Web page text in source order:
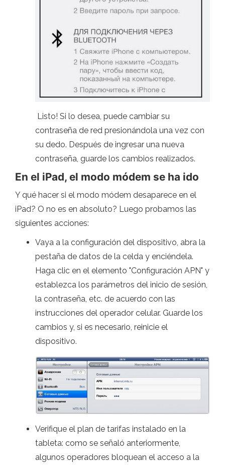
Listo! Si lo desea, puede cambiar su
contraseña de red presionándola una vez con
su dedo. Después de ingresar una nueva
contraseña, guarde los cambios realizados.
En el iPad, el modo módem se ha ido
Y qué hacer si el modo módem desaparece en el
iPad? O no es en absoluto? Luego probamos las
siguientes acciones:
Vaya a la configuración del dispositivo, abra la
pestaña de datos de la celda y enciéndela.
Haga clic en el elemento "Configuración APN" y
establezca los parámetros del inicio de sesión,
la contraseña, etc. de acuerdo con las
instrucciones del operador celular. Guarde los
cambios y, si es necesario, reinicie el
dispositivo.
Verifique el plan de tarifas instalado en la
tableta: como se señaló anteriormente,
algunos operadores bloquean el acceso a la